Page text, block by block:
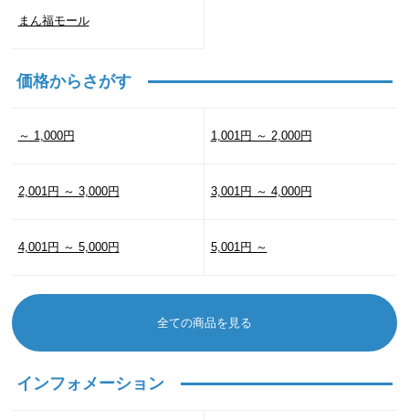
まん福モール
価格からさがす
～ 1,000円 1,001円 ～ 2,000円
2,001円 ～ 3,000円 3,001円 ～ 4,000円
4,001円 ～ 5,000円 5,001円 ～
全ての商品を見る
インフォメーション